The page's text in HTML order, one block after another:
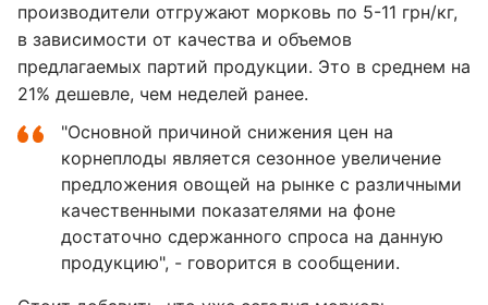
производители отгружают морковь по 5-11 грн/кг,
в зависимости от качества и объемов
предлагаемых партий продукции. Это в среднем на
21% дешевле, чем неделей ранее.
"Основной причиной снижения цен на
корнеплоды является сезонное увеличение
предложения овощей на рынке с различными
качественными показателями на фоне
достаточно сдержанного спроса на данную
продукцию", - говорится в сообщении.